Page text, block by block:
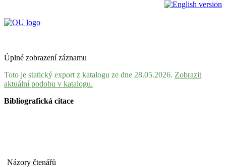
Úplné zobrazení záznamu
Toto je statický export z katalogu ze dne 28.05.2026. Zobrazit
aktuální podobu v katalogu.
Bibliografická citace
Názory čtenářů